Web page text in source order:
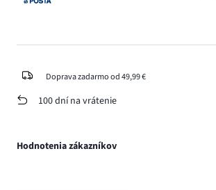
Doprava zadarmo od 49,99 €
100 dní na vrátenie
Hodnotenia zákazníkov